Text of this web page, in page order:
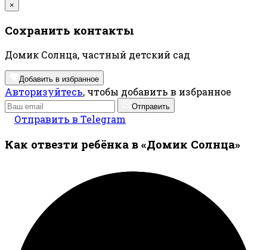
×
Сохранить контакты
Домик Солнца, частный детский сад
Добавить в избранное
Авторизуйтесь, чтобы добавить в избранное
Отправить
Отправить в Telegram
Как отвезти ребёнка в «Домик Солнца»